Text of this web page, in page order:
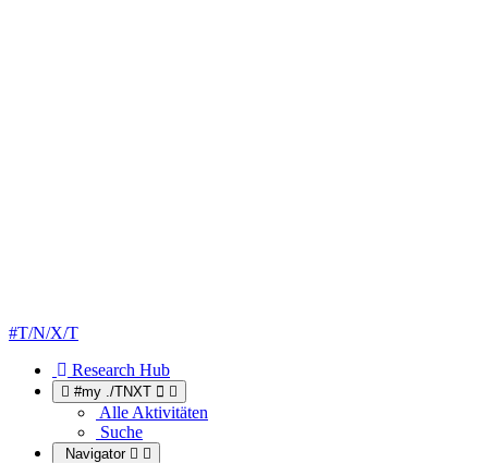
#T/N/X/T
Research Hub
#my ./TNXT
Alle Aktivitäten
Suche
Navigator